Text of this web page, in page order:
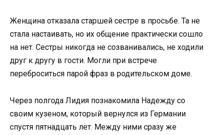
Женщина отказала старшей сестре в просьбе. Та не
стала настаивать, но их общение практически сошло
на нет. Сестры никогда не созванивались, не ходили
друг к другу в гости. Могли при встрече
переброситься парой фраз в родительском доме.
Через полгода Лидия познакомила Надежду со
своим кузеном, который вернулся из Германии
спустя пятнадцать лет. Между ними сразу же